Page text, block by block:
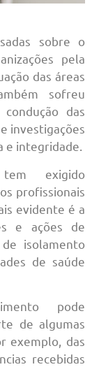
sobre o
pela
das áreas
sofreu
das
investigações
e integridade.
exigido
profissionais
evidente é a
e ações de
isolamento
de saúde
pode
de algumas
exemplo, das
recebidas